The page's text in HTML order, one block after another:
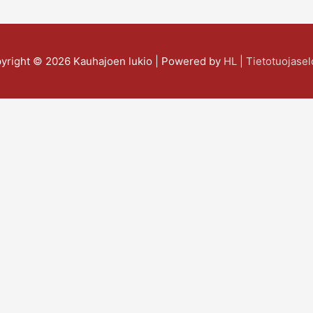
© 2026 Kauhajoen lukio | Powered by HL|